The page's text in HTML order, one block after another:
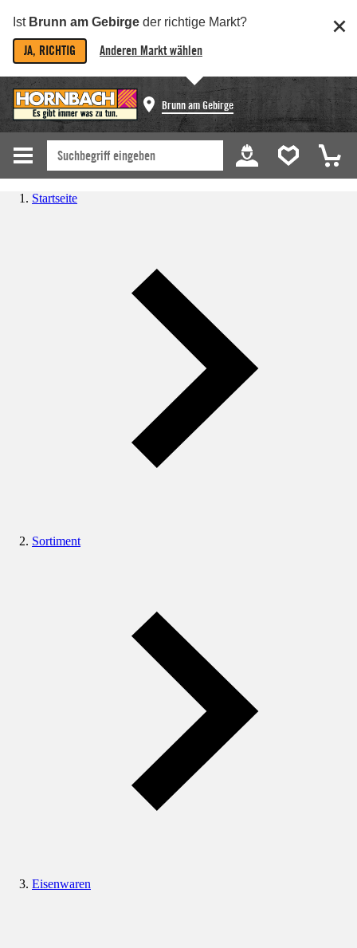
Ist Brunn am Gebirge der richtige Markt?
JA, RICHTIG Anderen Markt wählen
Brunn am Gebirge
Startseite
Sortiment
Eisenwaren